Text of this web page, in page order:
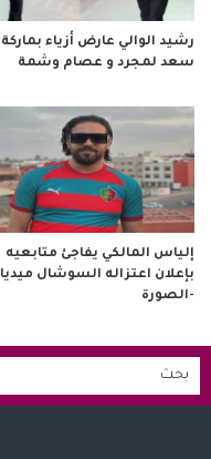
رشيد الوالي عارض أزياء بماركة
سعد لمجرد و عصام وشمة
إلياس المالكي يفاجئ متابعيه
بإعلان اعتزاله السوشال ميديا
-الصورة